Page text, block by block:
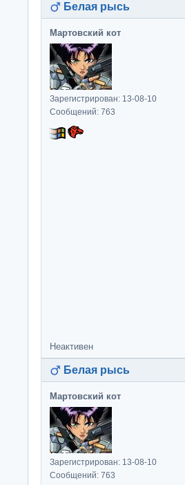
Белая рысь
Мартовский кот
Зарегистрирован: 13-08-10
Сообщений: 763
Неактивен
Белая рысь
Мартовский кот
Зарегистрирован: 13-08-10
Сообщений: 763